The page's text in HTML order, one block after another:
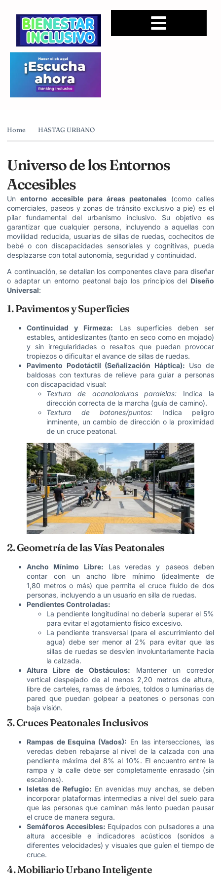
Home HASTAG URBANO
Universo de los Entornos
Accesibles
Un entorno accesible para áreas peatonales (como calles
comerciales, paseos y zonas de tránsito exclusivo a pie) es el
pilar fundamental del urbanismo inclusivo. Su objetivo es
garantizar que cualquier persona, incluyendo a aquellas con
movilidad reducida, usuarias de sillas de ruedas, cochecitos de
bebé o con discapacidades sensoriales y cognitivas, pueda
desplazarse con total autonomía, seguridad y continuidad.
A continuación, se detallan los componentes clave para diseñar
o adaptar un entorno peatonal bajo los principios del Diseño
Universal:
1. Pavimentos y Superficies
Continuidad y Firmeza: Las superficies deben ser
estables, antideslizantes (tanto en seco como en mojado)
y sin irregularidades o resaltos que puedan provocar
tropiezos o dificultar el avance de sillas de ruedas.
Pavimento Podotáctil (Señalización Háptica): Uso de
baldosas con texturas de relieve para guiar a personas
con discapacidad visual:
Textura de acanaladuras paralelas: Indica la
dirección correcta de la marcha (guía de camino).
Textura de botones/puntos: Indica peligro
inminente, un cambio de dirección o la proximidad
de un cruce peatonal.
2. Geometría de las Vías Peatonales
Ancho Mínimo Libre: Las veredas y paseos deben
contar con un ancho libre mínimo (idealmente de
1,80 metros o más) que permita el cruce fluido de dos
personas, incluyendo a un usuario en silla de ruedas.
Pendientes Controladas:
La pendiente longitudinal no debería superar el 5%
para evitar el agotamiento físico excesivo.
La pendiente transversal (para el escurrimiento del
agua) debe ser menor al 2% para evitar que las
sillas de ruedas se desvíen involuntariamente hacia
la calzada.
Altura Libre de Obstáculos: Mantener un corredor
vertical despejado de al menos 2,20 metros de altura,
libre de carteles, ramas de árboles, toldos o luminarias de
pared que puedan golpear a peatones o personas con
baja visión.
3. Cruces Peatonales Inclusivos
Rampas de Esquina (Vados): En las intersecciones, las
veredas deben rebajarse al nivel de la calzada con una
pendiente máxima del 8% al 10%. El encuentro entre la
rampa y la calle debe ser completamente enrasado (sin
escalones).
Isletas de Refugio: En avenidas muy anchas, se deben
incorporar plataformas intermedias a nivel del suelo para
que las personas que caminan más lento puedan pausar
el cruce de manera segura.
Semáforos Accesibles: Equipados con pulsadores a una
altura accesible e indicadores acústicos (sonidos a
diferentes velocidades) y visuales que guíen el tiempo de
cruce.
4. Mobiliario Urbano Inteligente